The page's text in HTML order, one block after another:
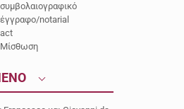
συμβολαιογραφικό
έγγραφο/notarial
act
Μίσθωση